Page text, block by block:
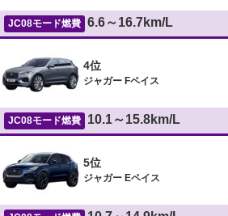
JC08モード燃費 6.6～16.7km/L
4位
ジャガー Fペイス
JC08モード燃費 10.1～15.8km/L
5位
ジャガー Eペイス